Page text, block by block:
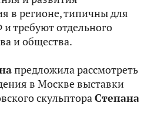
в регионе, типичны для
требуют отдельного
и общества.
предложила рассмотреть
в Москве выставки
скульптораСтепана